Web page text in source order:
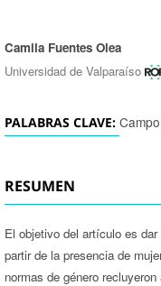
Autores/as
Camila Fuentes Olea
Universidad de Valparaíso
PALABRAS CLAVE:
RESUMEN
El objetivo del artículo es
partir de la presencia de
normas de género